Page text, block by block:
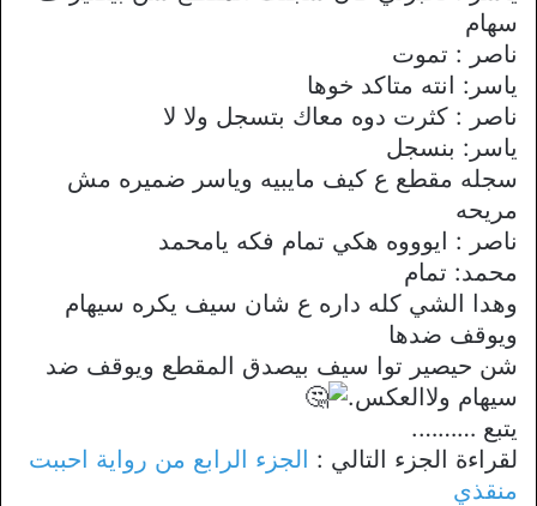
سهام
ناصر : تموت
ياسر: انته متاكد خوها
ناصر : كثرت دوه معاك بتسجل ولا لا
ياسر: بنسجل
سجله مقطع ع كيف مايبيه وياسر ضميره مش
مريحه
ناصر : ايوووه هكي تمام فكه يامحمد
محمد: تمام
وهدا الشي كله داره ع شان سيف يكره سيهام
ويوقف ضدها
شن حيصير توا سيف بيصدق المقطع ويوقف ضد
سيهام ولاالعكس.
يتبع ……….
لقراءة الجزء التالي : الجزء الرابع من رواية احببت
منقذي